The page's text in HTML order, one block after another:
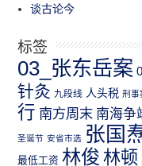
谈古论今
标签
03_张东岳案
针灸 九段线 人头税 刑事
行 南方周末 南海争
圣诞节 安省市选 张国
最低工资 林俊 林顿